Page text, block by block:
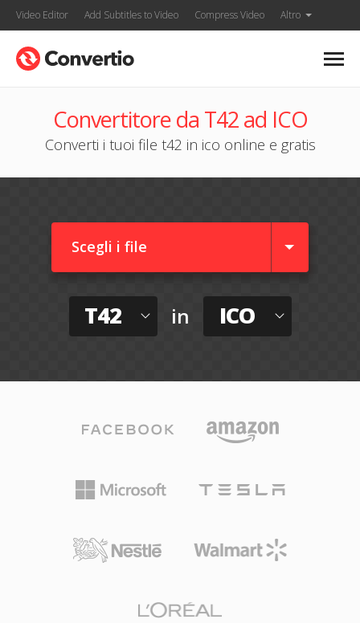
Video Editor Add Subtitles to Video Compress Video Altro
Convertitore da T42 ad ICO
Converti i tuoi file t42 in ico online e gratis
Scegli i file
T42 in ICO